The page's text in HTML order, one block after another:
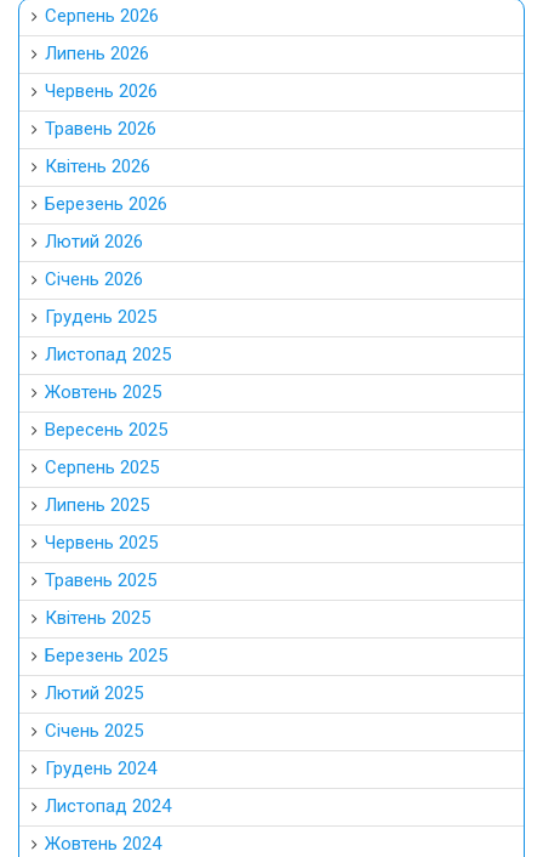
Серпень 2026
Липень 2026
Червень 2026
Травень 2026
Квітень 2026
Березень 2026
Лютий 2026
Січень 2026
Грудень 2025
Листопад 2025
Жовтень 2025
Вересень 2025
Серпень 2025
Липень 2025
Червень 2025
Травень 2025
Квітень 2025
Березень 2025
Лютий 2025
Січень 2025
Грудень 2024
Листопад 2024
Жовтень 2024